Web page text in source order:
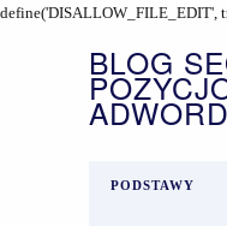
define('DISALLOW_FILE_EDIT',
BLOG
PODSTAWY